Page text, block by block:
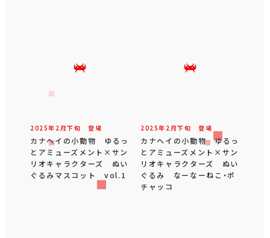
2025年 2 月下旬 登場
カナヘイの小動物 ゆるっ
とアミューズメント×サン
リオキャラクターズ ぬい
ぐるみマスコット vol.1
2025年 2 月下旬 登場
カナヘイの小動物 ゆるっ
とアミューズメント×サン
リオキャラクターズ ぬい
ぐるみ なーなーねこ・ポ
チャッコ